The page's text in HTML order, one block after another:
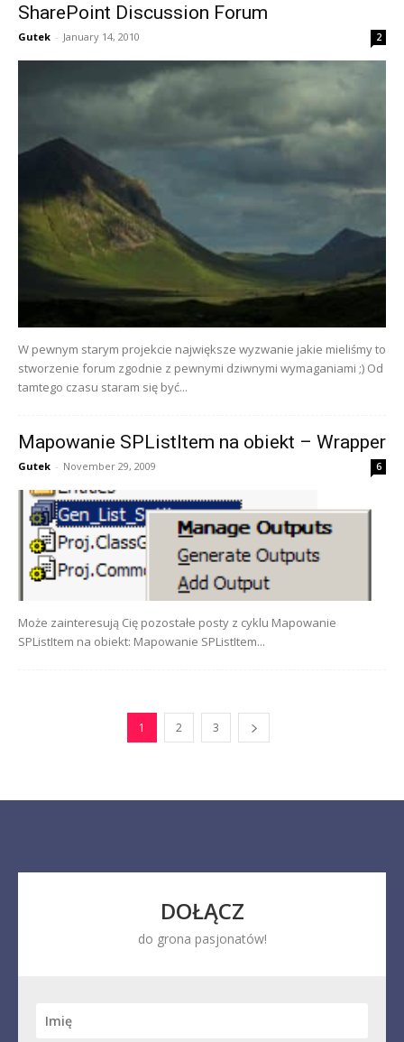
SharePoint Discussion Forum
Gutek - January 14, 2010 2
W pewnym starym projekcie największe wyzwanie jakie mieliśmy to
stworzenie forum zgodnie z pewnymi dziwnymi wymaganiami ;) Od
tamtego czasu staram się być...
Mapowanie SPListItem na obiekt – Wrapper
Gutek - November 29, 2009 6
Może zainteresują Cię pozostałe posty z cyklu Mapowanie
SPListItem na obiekt: Mapowanie SPListItem...
1 2 3
DOŁĄCZ
do grona pasjonatów!